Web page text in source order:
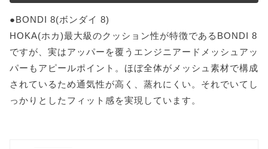
●BONDI 8(ボンダイ 8)
HOKA(ホカ)最大級のクッション性が特徴であるBONDI 8
ですが、実はアッパーを覆うエンジニアードメッシュアッ
パーもアピールポイント。ほぼ全体がメッシュ素材で構成
されているため通気性が高く、蒸れにくい。それでいてし
っかりとしたフィット感を実現しています。